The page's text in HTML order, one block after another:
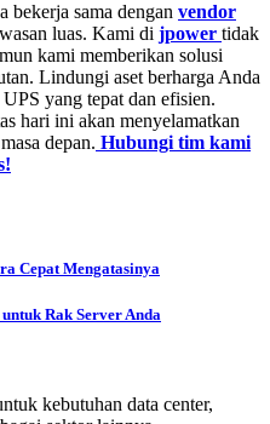
bekerja sama dengan vendor
luas. Kami di jpower tidak
kami memberikan solusi
Lindungi aset berharga Anda
yang tepat dan efisien.
hari ini akan menyelamatkan
depan. Hubungi tim kami
Cepat Mengatasinya
Rak Server Anda
kebutuhan data center,